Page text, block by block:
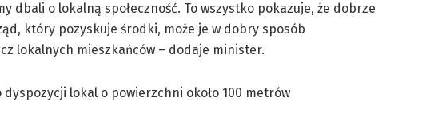
dbali o lokalną społeczność. To wszystko pokazuje, że dobrze
który pozyskuje środki, może je w dobry sposób
lokalnych mieszkańców – dodaje minister.
lokal o powierzchni około 100 metrów